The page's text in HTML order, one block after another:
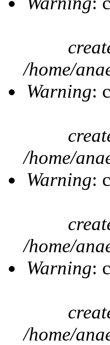
/home/
Warning:
/home/
Warning:
/home/
Warning:
/home/